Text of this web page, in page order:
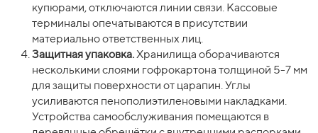
купюрами, отключаются линии связи. Кассовые
терминалы опечатываются в присутствии
материально ответственных лиц.
Защитная упаковка.Хранилища оборачиваются
несколькими слоями гофрокартона толщиной 5-7 мм
для защиты поверхности от царапин. Углы
усиливаются пенополиэтиленовыми накладками.
Устройства самообслуживания помещаются в